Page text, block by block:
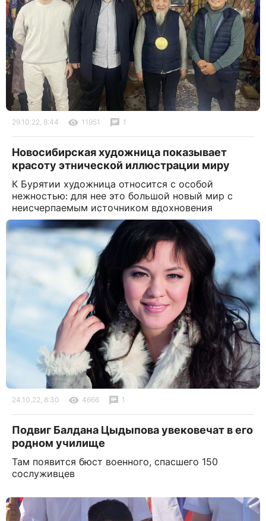
29.10.22, 8:44 11951 1
Новосибирская художница показывает
красоту этнической иллюстрации миру
К Бурятии художница относится с особой
нежностью: для нее это большой новый мир с
неисчерпаемым источником вдохновения
24.10.22, 8:30 4666 1
Подвиг Балдана Цыдыпова увековечат в его
родном училище
Там появится бюст военного, спасшего 150
сослуживцев